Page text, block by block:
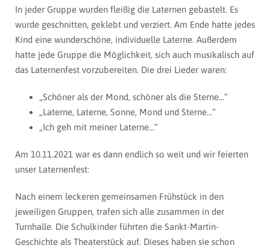
In jeder Gruppe wurden fleißig die Laternen gebastelt. Es
wurde geschnitten, geklebt und verziert. Am Ende hatte jedes
Kind eine wunderschöne, individuelle Laterne. Außerdem
hatte jede Gruppe die Möglichkeit, sich auch musikalisch auf
das Laternenfest vorzubereiten. Die drei Lieder waren:
„Schöner als der Mond, schöner als die Sterne…“
„Laterne, Laterne, Sonne, Mond und Sterne…“
„Ich geh mit meiner Laterne…“
Am 10.11.2021 war es dann endlich so weit und wir feierten
unser Laternenfest:
Nach einem leckeren gemeinsamen Frühstück in den
jeweiligen Gruppen, trafen sich alle zusammen in der
Turnhalle. Die Schulkinder führten die Sankt-Martin-
Geschichte als Theaterstück auf. Dieses haben sie schon